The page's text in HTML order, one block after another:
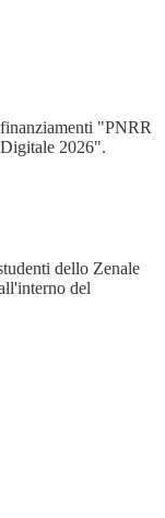
"PNRR
2026".
dello Zenale
del